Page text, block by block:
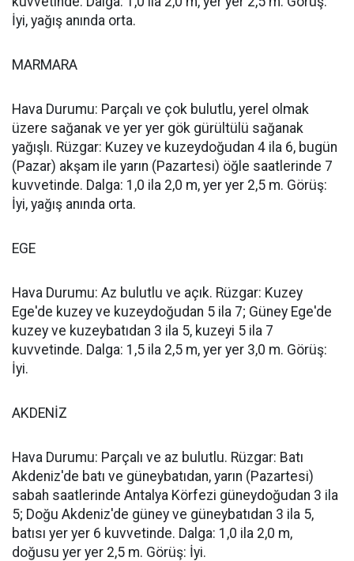
İyi, yağış anında orta.
MARMARA
Hava Durumu: Parçalı ve çok bulutlu, yerel olmak
üzere sağanak ve yer yer gök gürültülü sağanak
yağışlı. Rüzgar: Kuzey ve kuzeydoğudan 4 ila 6, bugün
(Pazar) akşam ile yarın (Pazartesi) öğle saatlerinde 7
kuvvetinde. Dalga: 1,0 ila 2,0 m, yer yer 2,5 m. Görüş:
İyi, yağış anında orta.
EGE
Hava Durumu: Az bulutlu ve açık. Rüzgar: Kuzey
Ege'de kuzey ve kuzeydoğudan 5 ila 7; Güney Ege'de
kuzey ve kuzeybatıdan 3 ila 5, kuzeyi 5 ila 7
kuvvetinde. Dalga: 1,5 ila 2,5 m, yer yer 3,0 m. Görüş:
İyi.
AKDENİZ
Hava Durumu: Parçalı ve az bulutlu. Rüzgar: Batı
Akdeniz'de batı ve güneybatıdan, yarın (Pazartesi)
sabah saatlerinde Antalya Körfezi güneydoğudan 3 ila
5; Doğu Akdeniz'de güney ve güneybatıdan 3 ila 5,
batısı yer yer 6 kuvvetinde. Dalga: 1,0 ila 2,0 m,
doğusu yer yer 2,5 m. Görüş: İyi.